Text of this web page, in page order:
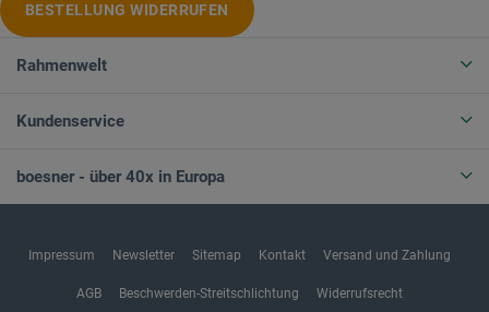
BESTELLUNG WIDERRUFEN
Rahmenwelt
Kundenservice
boesner - über 40x in Europa
Impressum Newsletter Sitemap Kontakt Versand und Zahlung
AGB Beschwerden-Streitschlichtung Widerrufsrecht